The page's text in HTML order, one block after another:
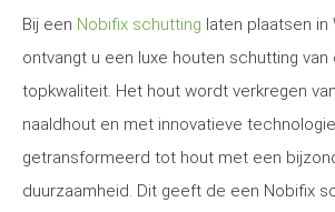
Bij een Nobifix schutting laten plaatsen in
ontvangt u een luxe houten schutting van
topkwaliteit. Het hout wordt verkregen
naaldhout en met innovatieve
getransformeerd tot hout met een
duurzaamheid. Dit geeft de een Nobifix